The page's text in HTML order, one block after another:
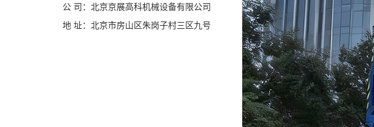
公 司：北京京展高科机械设备有限公司
地 址：北京市房山区朱岗子村三区九号